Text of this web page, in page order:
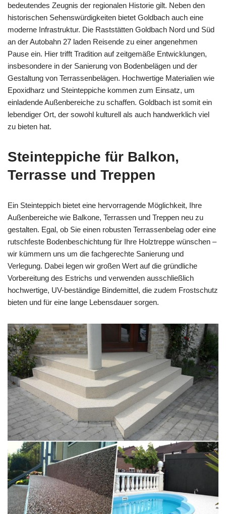
bedeutendes Zeugnis der regionalen Historie gilt. Neben den
historischen Sehenswürdigkeiten bietet Goldbach auch eine
moderne Infrastruktur. Die Raststätten Goldbach Nord und Süd
an der Autobahn 27 laden Reisende zu einer angenehmen
Pause ein. Hier trifft Tradition auf zeitgemäße Entwicklungen,
insbesondere in der Sanierung von Bodenbelägen und der
Gestaltung von Terrassenbelägen. Hochwertige Materialien wie
Epoxidharz und Steinteppiche kommen zum Einsatz, um
einladende Außenbereiche zu schaffen. Goldbach ist somit ein
lebendiger Ort, der sowohl kulturell als auch handwerklich viel
zu bieten hat.
Steinteppiche für Balkon,
Terrasse und Treppen
Ein Steinteppich bietet eine hervorragende Möglichkeit, Ihre
Außenbereiche wie Balkone, Terrassen und Treppen neu zu
gestalten. Egal, ob Sie einen robusten Terrassenbelag oder eine
rutschfeste Bodenbeschichtung für Ihre Holztreppe wünschen –
wir kümmern uns um die fachgerechte Sanierung und
Verlegung. Dabei legen wir großen Wert auf die gründliche
Vorbereitung des Estrichs und verwenden ausschließlich
hochwertige, UV-beständige Bindemittel, die zudem Frostschutz
bieten und für eine lange Lebensdauer sorgen.